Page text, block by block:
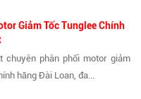
Giảm Tốc Tunglee Chính
chuyên phân phối motor giảm
hãng Đài Loan, đa...